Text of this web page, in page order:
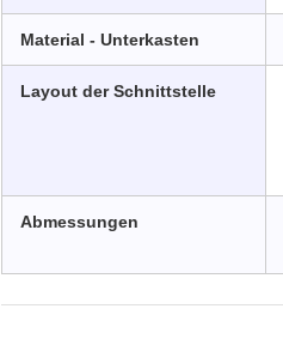
Material - Unterkasten
Layout der Schnittstelle
Abmessungen